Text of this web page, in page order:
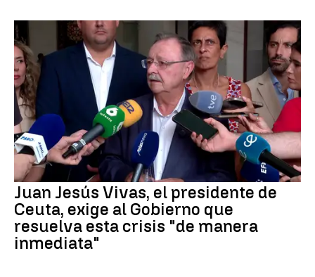
Juan Jesús Vivas, el presidente de
Ceuta, exige al Gobierno que
resuelva esta crisis "de manera
inmediata"